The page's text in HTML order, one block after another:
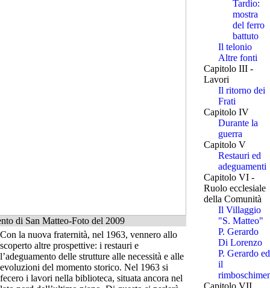
di San Matteo-Foto del 2009
Con la nuova fraternità, nel 1963, vennero allo
scoperto altre prospettive: i restauri e
l’adeguamento delle strutture alle necessità e alle
evoluzioni del momento storico. Nel 1963 si
fecero i lavori nella biblioteca, situata ancora nel
Tardio:
mostra
del ferro
battuto
Il telonio
Altre fonti
Capitolo III -
Lavori
Il ritorno dei
Frati
Capitolo IV
Durante la
guerra
Capitolo V
Restauri ed
adeguamenti
Capitolo VI -
Ruolo ecclesiale
della Comunità
Il Villaggio
"S. Matteo"
P. Gerardo
Di Lorenzo
P. Gerardo ed
il
Capitolo VII